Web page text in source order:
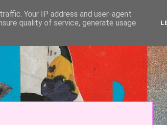
Your IP address and user-agent
quality of service, generate usage